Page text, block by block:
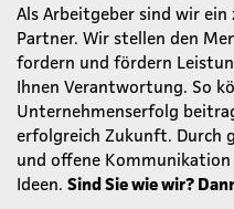
Als Arbeitgeber sind wir ein
Partner. Wir stellen den
fordern und fördern
Ihnen Verantwortung. So
Unternehmenserfolg
erfolgreich Zukunft. Durch
und offene
Ideen. Sind Sie wie wir?